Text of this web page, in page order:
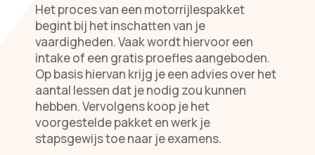
Het proces van een motorrijlespakket
begint bij het inschatten van je
vaardigheden. Vaak wordt hiervoor een
intake of een gratis proefles aangeboden.
Op basis hiervan krijg je een advies over het
aantal lessen dat je nodig zou kunnen
hebben. Vervolgens koop je het
voorgestelde pakket en werk je
stapsgewijs toe naar je examens.